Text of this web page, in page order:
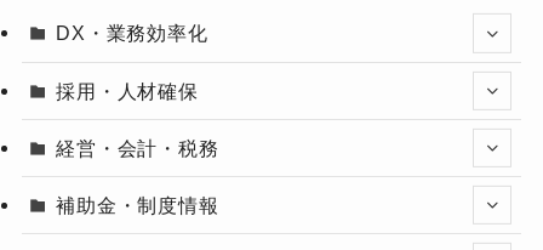
DX・業務効率化
採用・人材確保
経営・会計・税務
補助金・制度情報